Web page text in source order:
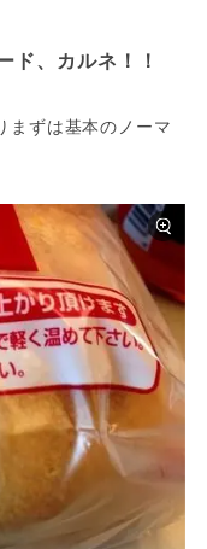
ド、カルネ！！
まずは基本のノーマ